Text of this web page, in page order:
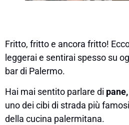
Fritto, fritto e ancora fritto!
leggerai e sentirai spesso su
bar di Palermo.
Hai mai sentito parlare di
uno dei cibi di strada più
della cucina palermitana.